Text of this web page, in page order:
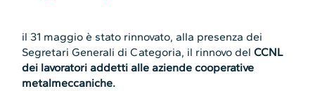
il 31 maggio è stato rinnovato, alla presenza dei
Segretari Generali di Categoria, il rinnovo delCCNL
dei lavoratori addetti alle aziende cooperative
metalmeccaniche.